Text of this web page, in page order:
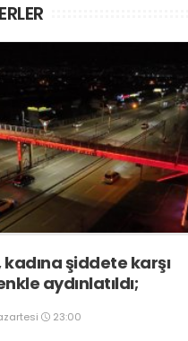
şiddete karşı
aydınlatıldı;
23:00